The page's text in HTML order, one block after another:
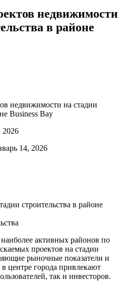
недвижимости
в районе
недвижимости на стадии
Business Bay
2026
14, 2026
строительства в районе
активных районов по
проектов на стадии
рыночные показатели и
центре города привлекают
так и инвесторов.